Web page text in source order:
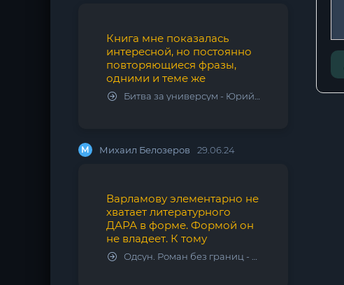
Книга мне показалась
интересной, но постоянно
повторяющиеся фразы,
одними и теме же
Битва за универсум - Юрий Тарарев, Александр Тарарев
М Михаил Белозеров 29.06.24
Варламову элементарно не
хватает литературного
ДАРА в форме. Формой он
не владеет. К тому
Одсун. Роман без границ - Алексей Варламов